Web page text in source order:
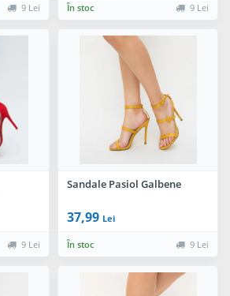
9 Lei În stoc 9 Lei
9 Lei
Sandale Pasiol Galbene
37,99 Lei
În stoc 9 Lei